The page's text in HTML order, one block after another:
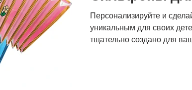
Персонализируйте и
уникальным для своих
тщательно создано для